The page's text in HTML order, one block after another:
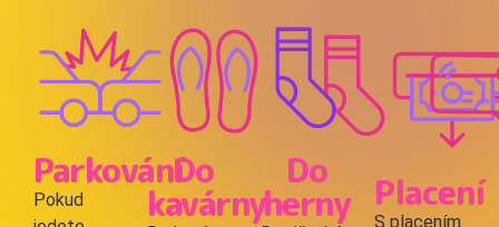
Parkování
Pokud
Do
kavárny
Do
herny Placení
S placením